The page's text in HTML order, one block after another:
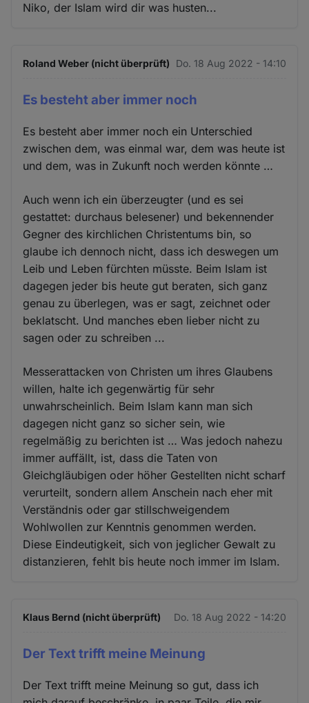
Niko, der Islam wird dir was husten...
Roland Weber (nicht überprüft) Do. 18 Aug 2022 - 14:10
Es besteht aber immer noch
Es besteht aber immer noch ein Unterschied
zwischen dem, was einmal war, dem was heute ist
und dem, was in Zukunft noch werden könnte …
Auch wenn ich ein überzeugter (und es sei
gestattet: durchaus belesener) und bekennender
Gegner des kirchlichen Christentums bin, so
glaube ich dennoch nicht, dass ich deswegen um
Leib und Leben fürchten müsste. Beim Islam ist
dagegen jeder bis heute gut beraten, sich ganz
genau zu überlegen, was er sagt, zeichnet oder
beklatscht. Und manches eben lieber nicht zu
sagen oder zu schreiben ...
Messerattacken von Christen um ihres Glaubens
willen, halte ich gegenwärtig für sehr
unwahrscheinlich. Beim Islam kann man sich
dagegen nicht ganz so sicher sein, wie
regelmäßig zu berichten ist … Was jedoch nahezu
immer auffällt, ist, dass die Taten von
Gleichgläubigen oder höher Gestellten nicht scharf
verurteilt, sondern allem Anschein nach eher mit
Verständnis oder gar stillschweigendem
Wohlwollen zur Kenntnis genommen werden.
Diese Eindeutigkeit, sich von jeglicher Gewalt zu
distanzieren, fehlt bis heute noch immer im Islam.
Klaus Bernd (nicht überprüft) Do. 18 Aug 2022 - 14:20
Der Text trifft meine Meinung
Der Text trifft meine Meinung so gut, dass ich